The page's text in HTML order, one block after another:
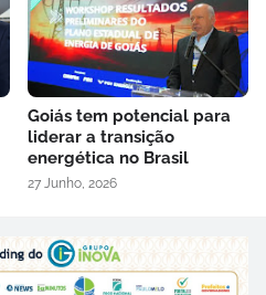
Goiás tem potencial para
liderar a transição
energética no Brasil
27 Junho, 2026